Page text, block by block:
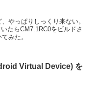
やっぱりしっくり来ない。
たらCM7.1RC0をビルドさ
みた。
Virtual Device) を